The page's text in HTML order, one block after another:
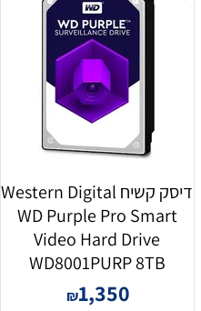
דיסק קשיח Western Digital
WD Purple Pro Smart
Video Hard Drive
WD8001PURP 8TB
₪1,350